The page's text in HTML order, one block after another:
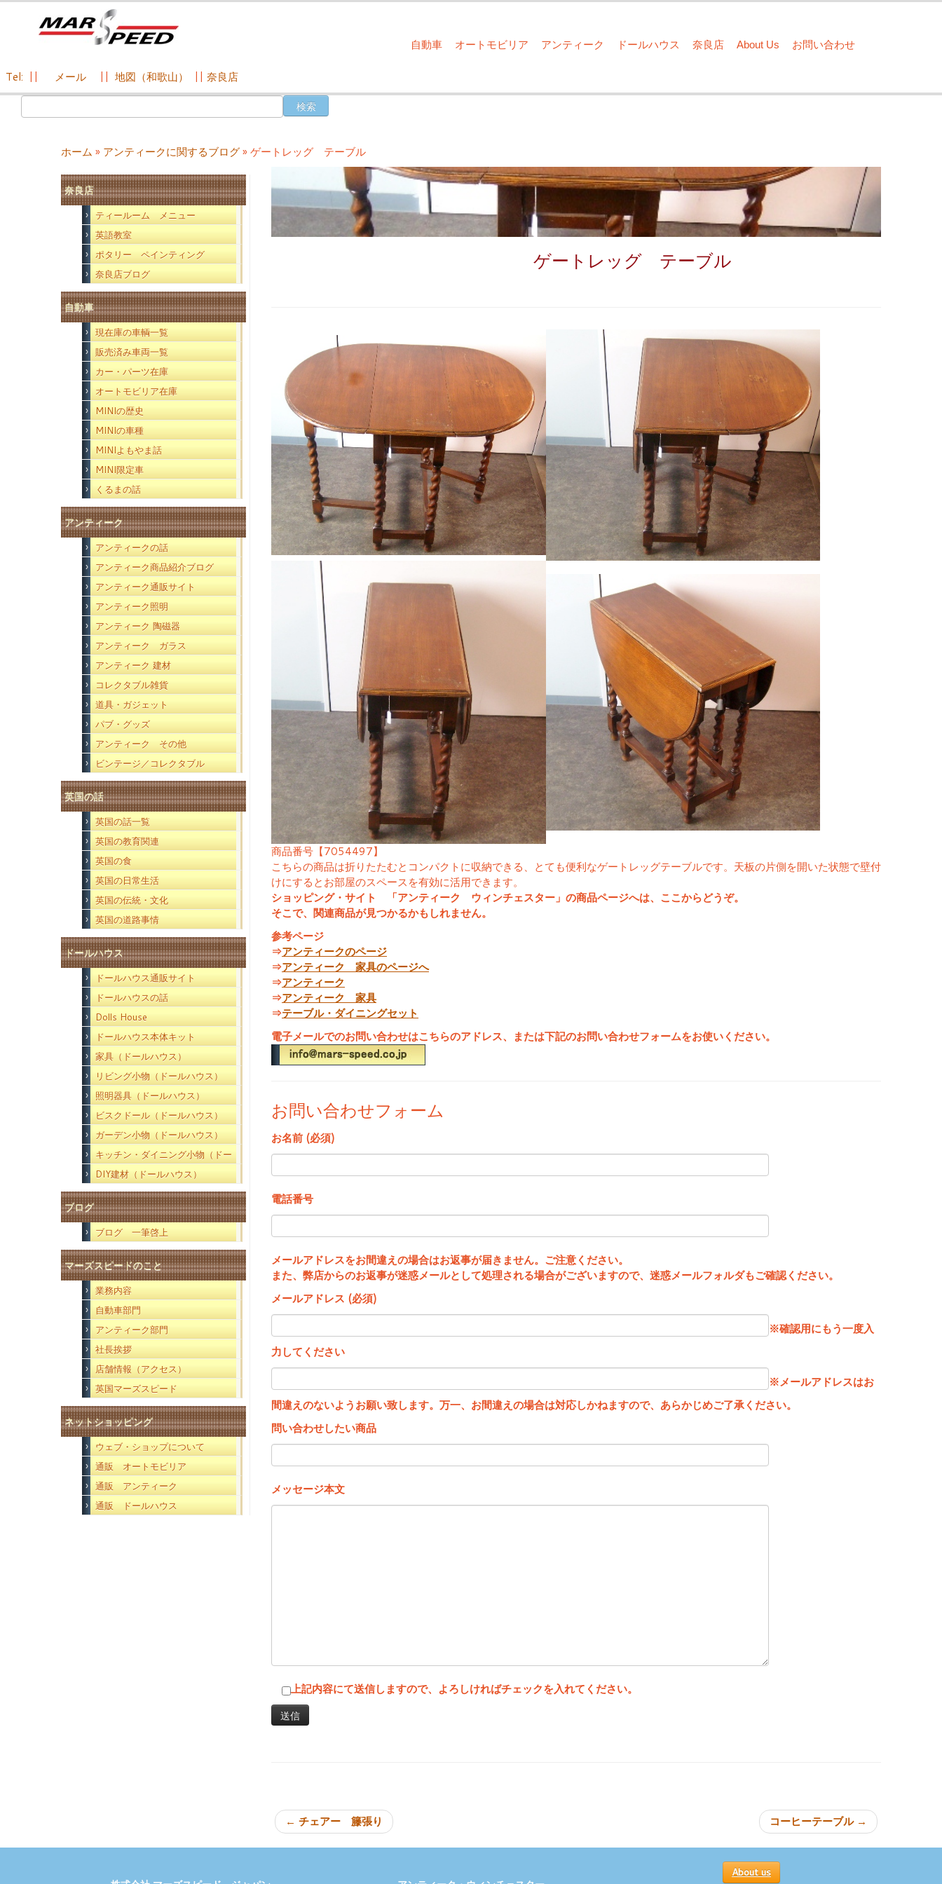
自動車 オートモビリア アンティーク ドールハウス 奈良店 About Us お問い合わせ
Tel: メール 地図（和歌山） 奈良店
索:
ホーム » アンティークに関するブログ» ゲートレッグ テーブル
奈良店
ティールーム メニュー
英語教室
ポタリー ペインティング
奈良店ブログ
自動車
現在庫の車輌一覧
販売済み車両一覧
カー・パーツ在庫
オートモビリア在庫
MINIの歴史
MINIの車種
MINIよもやま話
MINI限定車
くるまの話
アンティーク
アンティークの話
アンティーク商品紹介ブログ
アンティーク通販サイト
アンティーク照明
アンティーク 陶磁器
アンティーク ガラス
アンティーク 建材
コレクタブル雑貨
道具・ガジェット
パブ・グッズ
アンティーク その他
ビンテージ／コレクタブル
英国の話
英国の話一覧
英国の教育関連
英国の食
英国の日常生活
英国の伝統・文化
英国の道路事情
ドールハウス
ドールハウス通販サイト
ドールハウスの話
Dolls House
ドールハウス本体キット
家具（ドールハウス）
リビング小物（ドールハウス）
照明器具（ドールハウス）
ビスクドール（ドールハウス）
ガーデン小物（ドールハウス）
キッチン・ダイニング小物（ドー
ルハウス）
DIY建材（ドールハウス）
ブログ
ブログ 一筆啓上
マーズスピードのこと
業務内容
自動車部門
アンティーク部門
社長挨拶
店舗情報（アクセス）
英国マーズスピード
ネットショッピング
ウェブ・ショップについて
通販 オートモビリア
通販 アンティーク
通販 ドールハウス
ゲートレッグ テーブル
商品番号【7054497】
こちらの商品は折りたたむとコンパクトに収納できる、とても便利なゲートレッグテーブルです。天板の片側を開いた状態で壁付
けにするとお部屋のスペースを有効に活用できます。
ショッピング・サイト 「アンティーク ウィンチェスター」の商品ページへは、ここからどうぞ。
そこで、関連商品が見つかるかもしれません。
参考ページ
⇒アンティークのページ
⇒アンティーク 家具のページへ
⇒アンティーク
⇒アンティーク 家具
⇒テーブル・ダイニングセット
電子メールでのお問い合わせはこちらのアドレス、または下記のお問い合わせフォームをお使いください。
お問い合わせフォーム
お名前 (必須)
電話番号
メールアドレスをお間違えの場合はお返事が届きません。ご注意ください。
また、弊店からのお返事が迷惑メールとして処理される場合がございますので、迷惑メールフォルダもご確認ください。
メールアドレス (必須)
※確認用にもう一度入
力してください
※メールアドレスはお
間違えのないようお願い致します。万一、お間違えの場合は対応しかねますので、あらかじめご了承ください。
問い合わせしたい商品
メッセージ本文
上記内容にて送信しますので、よろしければチェックを入れてください。
← チェアー 籐張り コーヒーテーブル →
About us